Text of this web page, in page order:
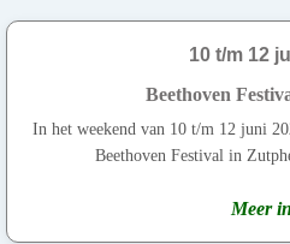
10 t/m 12
Beethoven
In het weekend van 10 t/m 12 juni
Beethoven Festival in
Meer